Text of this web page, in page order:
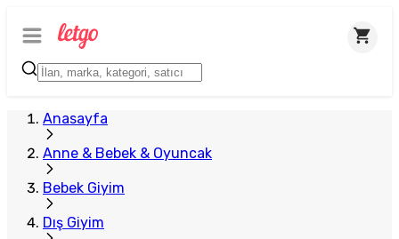
Anasayfa
Anne & Bebek & Oyuncak
Bebek Giyim
Dış Giyim